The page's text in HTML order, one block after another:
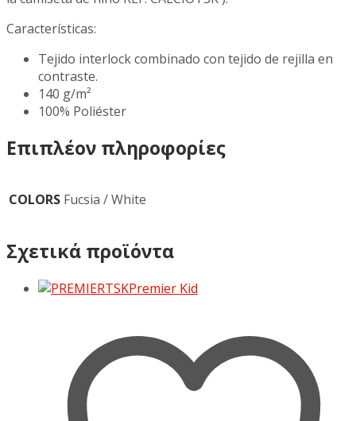
Características:
Tejido interlock combinado con tejido de rejilla en
contraste.
140 g/m²
100% Poliéster
Επιπλέον πληροφορίες
COLORS Fucsia / White
Σχετικά προϊόντα